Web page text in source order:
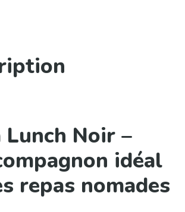
Lunch Noir –
idéal
repas nomades